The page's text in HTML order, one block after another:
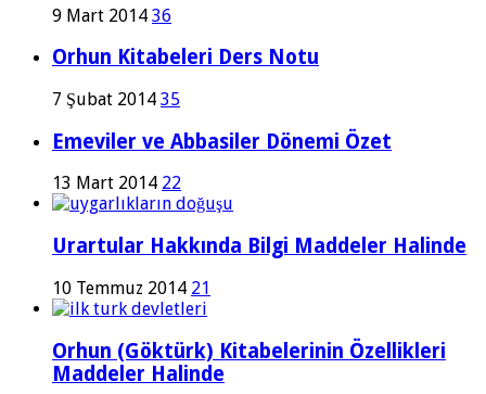
9 Mart 2014 36
Orhun Kitabeleri Ders Notu
7 Şubat 2014 35
Emeviler ve Abbasiler Dönemi Özet
13 Mart 2014 22
Urartular Hakkında Bilgi Maddeler Halinde
10 Temmuz 2014 21
Orhun (Göktürk) Kitabelerinin Özellikleri
Maddeler Halinde